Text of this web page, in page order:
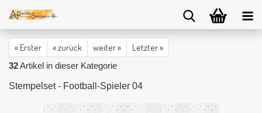
« Erster « zurück weiter » Letzter »
32Artikel in dieser Kategorie
Stempelset - Football-Spieler 04